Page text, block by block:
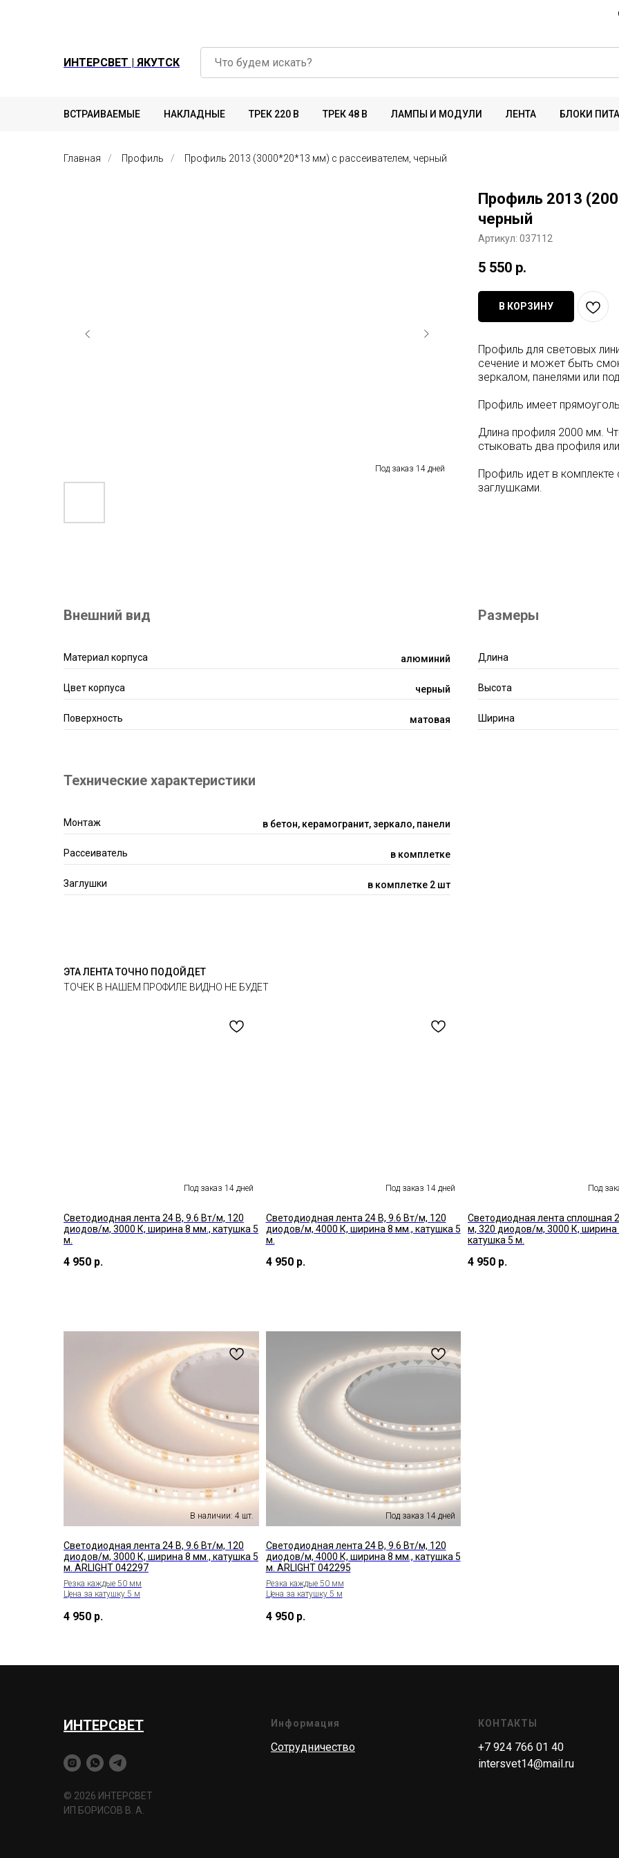
ИНТЕРСВЕТ | ЯКУТСК
ВСТРАИВАЕМЫЕ НАКЛАДНЫЕ ТРЕК 220 В ТРЕК 48 В ЛАМПЫ И МОДУЛИ ЛЕНТА БЛОКИ
Главная / Профиль / Профиль 2013 (3000*20*13 мм) с рассеивателем, черный
Профиль 2013
черный
Артикул: 037112
5 550 р.
В КОРЗИНУ
Профиль для световых
сечение и может быть
зеркалом, панелями или
Профиль имеет
Длина профиля 2000 мм.
стыковать два профиля
Профиль идет в
заглушками.
Внешний вид
Материал корпуса алюминий
Цвет корпуса черный
Поверхность матовая
Размеры
Длина
Высота
Ширина
Технические характеристики
Монтаж в бетон, керамогранит, зеркало, панели
Рассеиватель в комплетке
Заглушки в комплетке 2 шт
ЭТА ЛЕНТА ТОЧНО ПОДОЙДЕТ
ТОЧЕК В НАШЕМ ПРОФИЛЕ ВИДНО НЕ БУДЕТ
Светодиодная лента 24 В, 9.6 Вт/м, 120
диодов/м, 3000 К, ширина 8 мм., катушка 5
м.
4 950 р.
Светодиодная лента 24 В, 9.6 Вт/м, 120
диодов/м, 4000 К, ширина 8 мм., катушка 5
м.
4 950 р.
Светодиодная лента сплошная
м, 320 диодов/м, 3000 К, ширина
катушка 5 м.
4 950 р.
Светодиодная лента 24 В, 9.6 Вт/м, 120
диодов/м, 3000 К, ширина 8 мм., катушка 5
м. ARLIGHT 042297
Резка каждые 50 мм
Цена за катушку 5 м
4 950 р.
Светодиодная лента 24 В, 9.6 Вт/м, 120
диодов/м, 4000 К, ширина 8 мм., катушка 5
м. ARLIGHT 042295
Резка каждые 50 мм
Цена за катушку 5 м
4 950 р.
ИНТЕРСВЕТ
© 2026 ИНТЕРСВЕТ
ИП БОРИСОВ В. А.
Информация
Сотрудничество
КОНТАКТЫ
+7 924 766 01 40
intersvet14@mail.ru